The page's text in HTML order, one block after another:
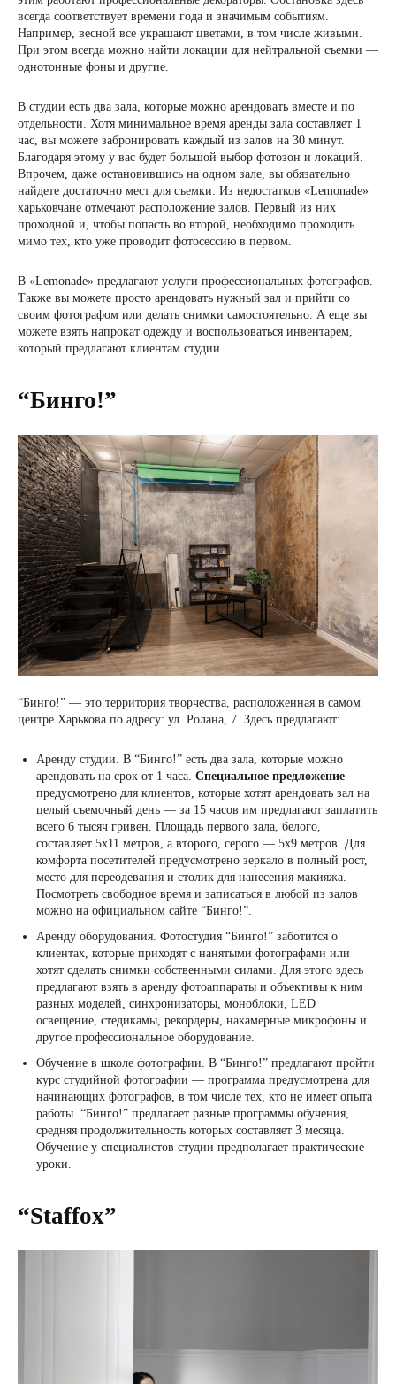
всегда соответствует времени года и значимым событиям.
Например, весной все украшают цветами, в том числе живыми.
При этом всегда можно найти локации для нейтральной съемки —
однотонные фоны и другие.
В студии есть два зала, которые можно арендовать вместе и по
отдельности. Хотя минимальное время аренды зала составляет 1
час, вы можете забронировать каждый из залов на 30 минут.
Благодаря этому у вас будет большой выбор фотозон и локаций.
Впрочем, даже остановившись на одном зале, вы обязательно
найдете достаточно мест для съемки. Из недостатков «Lemonade»
харьковчане отмечают расположение залов. Первый из них
проходной и, чтобы попасть во второй, необходимо проходить
мимо тех, кто уже проводит фотосессию в первом.
В «Lemonade» предлагают услуги профессиональных фотографов.
Также вы можете просто арендовать нужный зал и прийти со
своим фотографом или делать снимки самостоятельно. А еще вы
можете взять напрокат одежду и воспользоваться инвентарем,
который предлагают клиентам студии.
“Бинго!”
“Бинго!” — это территория творчества, расположенная в самом
центре Харькова по адресу: ул. Ролана, 7. Здесь предлагают:
Аренду студии. В “Бинго!” есть два зала, которые можно
арендовать на срок от 1 часа. Специальное предложение
предусмотрено для клиентов, которые хотят арендовать зал на
целый съемочный день — за 15 часов им предлагают заплатить
всего 6 тысяч гривен. Площадь первого зала, белого,
составляет 5х11 метров, а второго, серого — 5х9 метров. Для
комфорта посетителей предусмотрено зеркало в полный рост,
место для переодевания и столик для нанесения макияжа.
Посмотреть свободное время и записаться в любой из залов
можно на официальном сайте “Бинго!”.
Аренду оборудования. Фотостудия “Бинго!” заботится о
клиентах, которые приходят с нанятыми фотографами или
хотят сделать снимки собственными силами. Для этого здесь
предлагают взять в аренду фотоаппараты и объективы к ним
разных моделей, синхронизаторы, моноблоки, LED
освещение, стедикамы, рекордеры, накамерные микрофоны и
другое профессиональное оборудование.
Обучение в школе фотографии. В “Бинго!” предлагают пройти
курс студийной фотографии — программа предусмотрена для
начинающих фотографов, в том числе тех, кто не имеет опыта
работы. “Бинго!” предлагает разные программы обучения,
средняя продолжительность которых составляет 3 месяца.
Обучение у специалистов студии предполагает практические
уроки.
“Staffox”